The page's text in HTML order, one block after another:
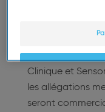
Recherche sur la
Clinique et
les allégations
seront